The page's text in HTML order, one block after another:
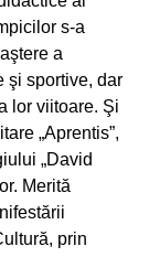
s-a
a
şi sportive, dar
lor viitoare. Şi
„Aprentis”,
„David
Merită
prin